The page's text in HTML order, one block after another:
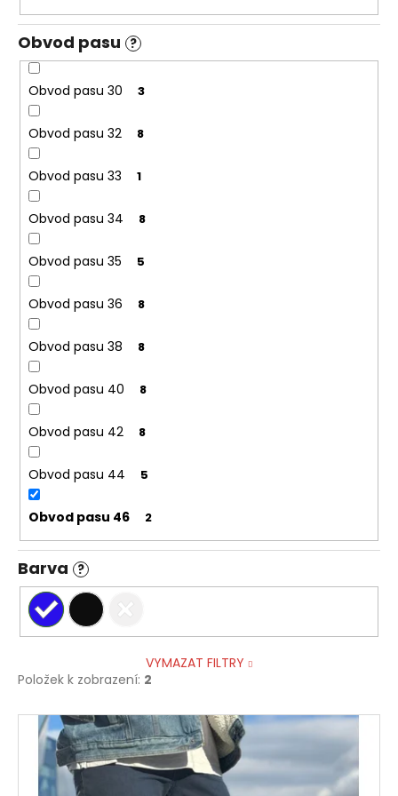
Obvod pasu ?
Obvod pasu 30 3
Obvod pasu 32 8
Obvod pasu 33 1
Obvod pasu 34 8
Obvod pasu 35 5
Obvod pasu 36 8
Obvod pasu 38 8
Obvod pasu 40 8
Obvod pasu 42 8
Obvod pasu 44 5
Obvod pasu 46 2
Barva ?
VYMAZAT FILTRY
Položek k zobrazení: 2
V